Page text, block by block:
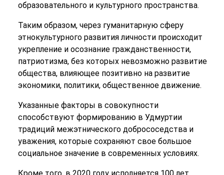
образовательного и культурного пространства.
Таким образом, через гуманитарную сферу
этнокультурного развития личности происходит
укрепление и осознание гражданственности,
патриотизма, без которых невозможно развитие
общества, влияющее позитивно на развитие
экономики, политики, общественное движение.
Указанные факторы в совокупности
способствуют формированию в Удмуртии
традиций межэтнического добрососедства и
уважения, которые сохраняют свое большое
социальное значение в современных условиях.